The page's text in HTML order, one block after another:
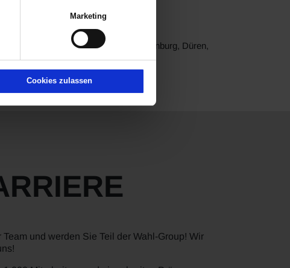
Marketing
Cookies zulassen
wo jeder fündig wird.
Peugeot, Leapmotor und XPENG.
Brilon, Brühl, Dautphetal, Dillenburg, Düren,
Wetzlar und Wiesbaden.
Team und werden Sie Teil der Wahl-Group! Wir